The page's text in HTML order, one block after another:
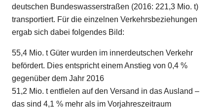
deutschen Bundeswasserstraßen (2016: 221,3 Mio. t)
transportiert. Für die einzelnen Verkehrsbeziehungen
ergab sich dabei folgendes Bild:
55,4 Mio. t Güter wurden im innerdeutschen Verkehr
befördert. Dies entspricht einem Anstieg von 0,4 %
gegenüber dem Jahr 2016
51,2 Mio. t entfielen auf den Versand in das Ausland –
das sind 4,1 % mehr als im Vorjahreszeitraum